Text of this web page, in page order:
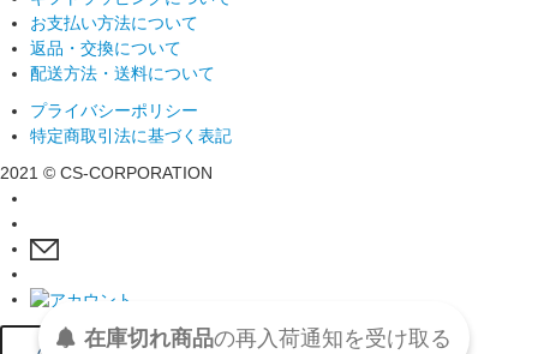
お支払い方法について
返品・交換について
配送方法・送料について
プライバシーポリシー
特定商取引法に基づく表記
2021 © CS-CORPORATION
在庫切れ商品の再入荷通知を受け取る